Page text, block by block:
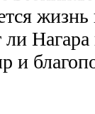
Нагара
и